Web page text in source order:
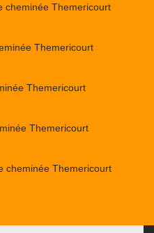
cheminée Themericourt
Themericourt
Themericourt
Themericourt
cheminée Themericourt